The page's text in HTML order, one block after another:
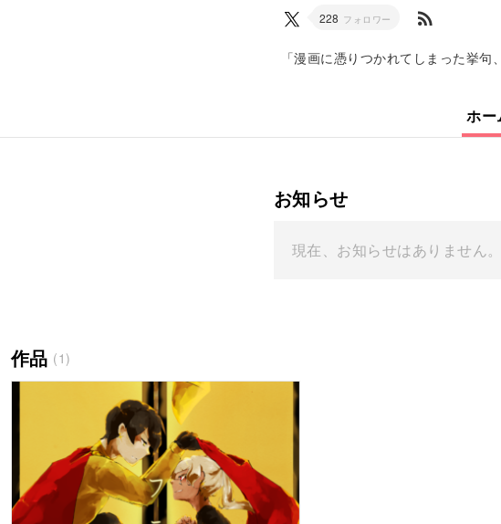
228 フォロワー rss_feed
「漫画に憑りつかれてしまった挙
ホー
お知らせ
現在、お知らせはありません。
作品 (1)